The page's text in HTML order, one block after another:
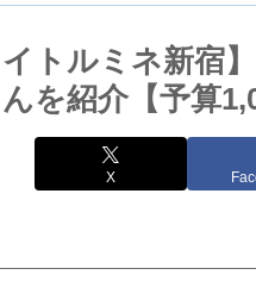
イトルミネ新宿
を紹介【予算
X